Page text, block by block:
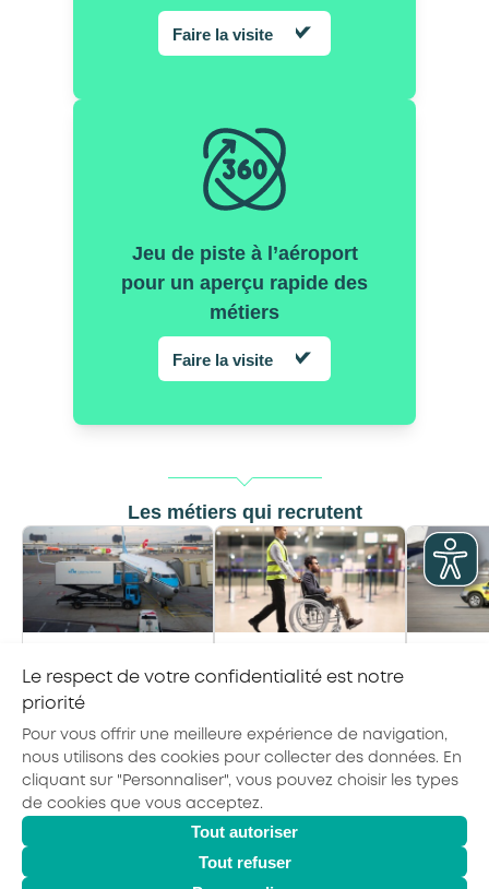
Faire la visite
Jeu de piste à l’aéroport
pour un aperçu rapide des
métiers
Faire la visite
Les métiers qui recrutent
d’exploitation «
service commissariat
de passagers à
© 2026 - AKTO - Tous droits réservés
Le respect de votre confidentialité est notre
priorité
Pour vous offrir une meilleure expérience de navigation,
nous utilisons des cookies pour collecter des données. En
cliquant sur "Personnaliser", vous pouvez choisir les types
de cookies que vous acceptez.
Tout autoriser
Tout refuser